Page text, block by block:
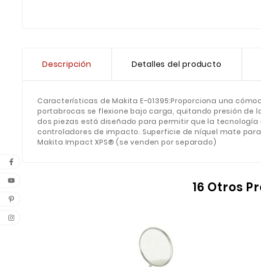
Descripción Detalles del producto
Características de Makita E-01395:Proporciona una
portabrocas se flexione bajo carga, quitando presión de
dos piezas está diseñado para permitir que la
controladores de impacto. Superficie de níquel mate
Makita Impact XPS® (se venden por separado)
16 Otros